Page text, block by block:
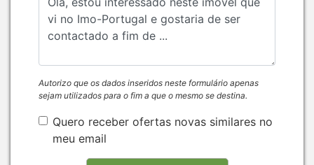
Autorizo que os dados inseridos neste formulário apenas
sejam utilizados para o fim a que o mesmo se destina.
Quero receber ofertas novas similares no
meu email